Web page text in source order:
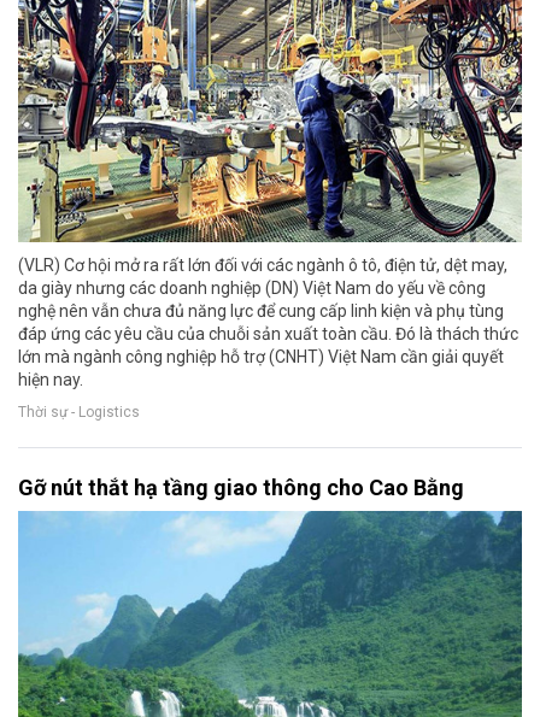
(VLR) Cơ hội mở ra rất lớn đối với các ngành ô tô, điện tử, dệt may,
da giày nhưng các doanh nghiệp (DN) Việt Nam do yếu về công
nghệ nên vẫn chưa đủ năng lực để cung cấp linh kiện và phụ tùng
đáp ứng các yêu cầu của chuỗi sản xuất toàn cầu. Đó là thách thức
lớn mà ngành công nghiệp hỗ trợ (CNHT) Việt Nam cần giải quyết
hiện nay.
Thời sự - Logistics
Gỡ nút thắt hạ tầng giao thông cho Cao Bằng